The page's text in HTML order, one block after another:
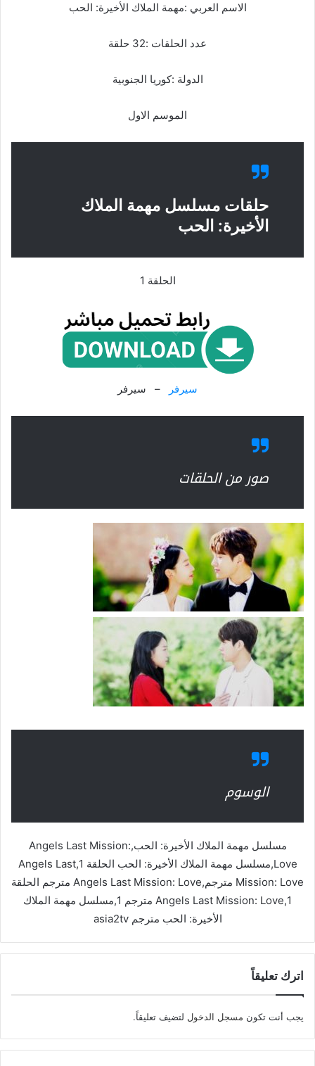
الاسم العربي :مهمة الملاك الأخيرة: الحب
عدد الحلقات :32 حلقة
الدولة :كوريا الجنوبية
الموسم الاول
حلقات مسلسل مهمة الملاك
الأخيرة: الحب
الحلقة 1
سيرفر – سيرفر
صور من الحلقات
الوسوم
مسلسل مهمة الملاك الأخيرة: الحب,Angels Last Mission:
Love,مسلسل مهمة الملاك الأخيرة: الحب الحلقة 1,Angels Last
Mission: Love مترجم,Angels Last Mission: Love مترجم الحلقة
1,Angels Last Mission: Love مترجم 1,مسلسل مهمة الملاك
الأخيرة: الحب مترجم asia2tv
اترك تعليقاً
يجب أنت تكون مسجل الدخول لتضيف تعليقاً.